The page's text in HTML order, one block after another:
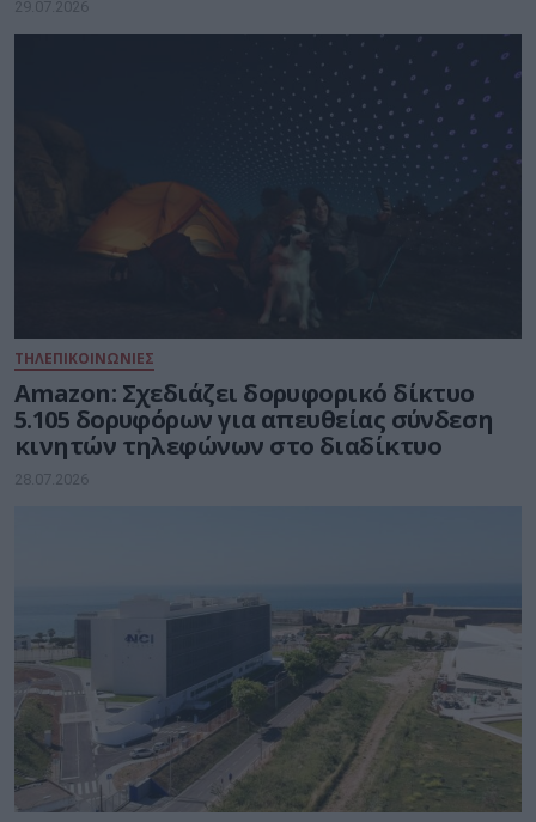
29.07.2026
ΤΗΛΕΠΙΚΟΙΝΩΝΙΕΣ
Amazon: Σχεδιάζει δορυφορικό δίκτυο
5.105 δορυφόρων για απευθείας σύνδεση
κινητών τηλεφώνων στο διαδίκτυο
28.07.2026